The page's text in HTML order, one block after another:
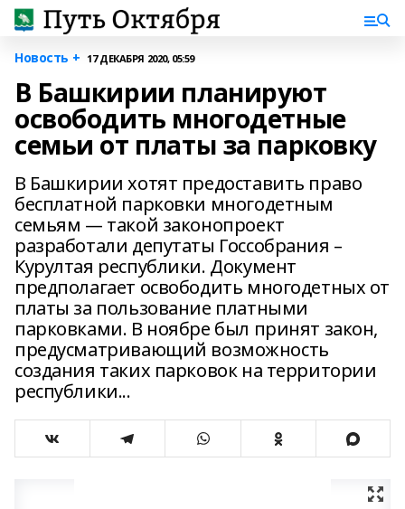
Новость + 17 ДЕКАБРЯ 2020, 05:59
В Башкирии планируют
освободить многодетные
семьи от платы за парковку
В Башкирии хотят предоставить право
бесплатной парковки многодетным
семьям — такой законопроект
разработали депутаты Госсобрания –
Курултая республики. Документ
предполагает освободить многодетных от
платы за пользование платными
парковками. В ноябре был принят закон,
предусматривающий возможность
создания таких парковок на территории
республики...